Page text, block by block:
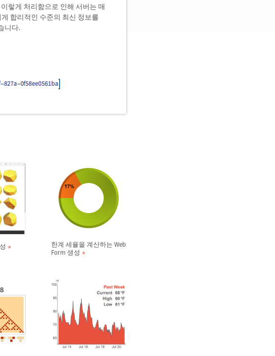
렇게 처리함으로 인해 서버는 매
합리적인 수준의 최신 정보를
니다.
한계 세율을 계산하는 Web
Form 생성